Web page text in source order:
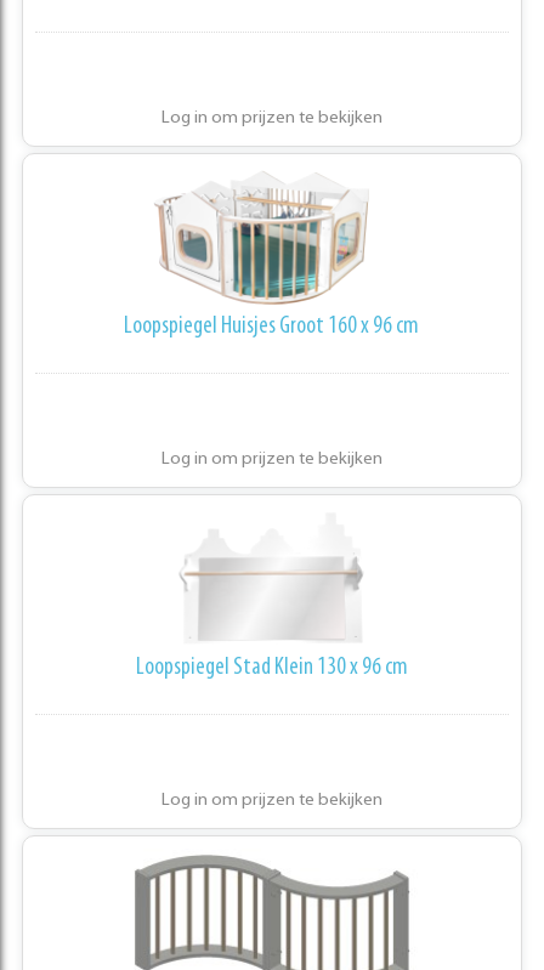
Log in om prijzen te bekijken
Loopspiegel Huisjes Groot 160 x 96 cm
Log in om prijzen te bekijken
Loopspiegel Stad Klein 130 x 96 cm
Log in om prijzen te bekijken